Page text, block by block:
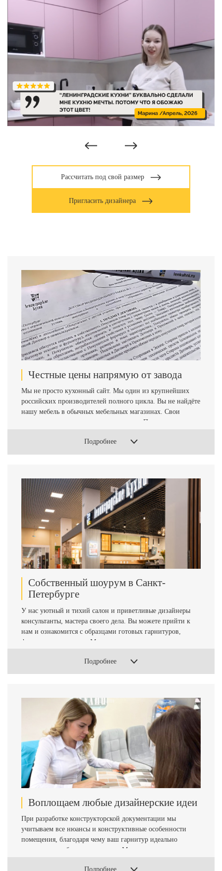
Рассчитать под свой размер
Пригласить дизайнера
Честные цены напрямую от завода
Мы не просто кухонный сайт. Мы один из крупнейших
российских производителей полного цикла. Вы не найдёте
нашу мебель в обычных мебельных магазинах. Свои
товары мы производим только на заказ. Поэтому наши
наценок посредников и перекупщиков.
Подробнее
Собственный шоурум в Санкт-
Петербурге
У нас уютный и тихий салон и приветливые дизайнеры
консультанты, мастера своего дела. Вы можете прийти к
нам и ознакомится с образцами готовых гарнитуров,
фасадов и столешниц. Мы консультируем по всем
будущего проекта, чтобы уже на начальной стадии вы
могли представить, как будет выглядеть кухня вашей
Подробнее
Воплощаем любые дизайнерские идеи
При разработке конструкторской документации мы
учитываем все нюансы и конструктивные особенности
помещения, благодаря чему ваш гарнитур идеально
впишется в любое пространство. Мы проектируем кухни
Подробнее